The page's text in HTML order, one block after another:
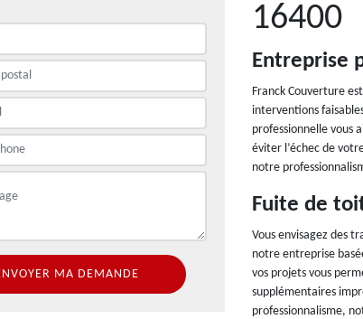
16400
Entreprise
Franck Couverture
interventions
professionnelle vous
éviter l’échec de
notre
Fuite de
Vous envisagez des
notre entreprise
vos projets vous
supplémentaires
professionnalisme,